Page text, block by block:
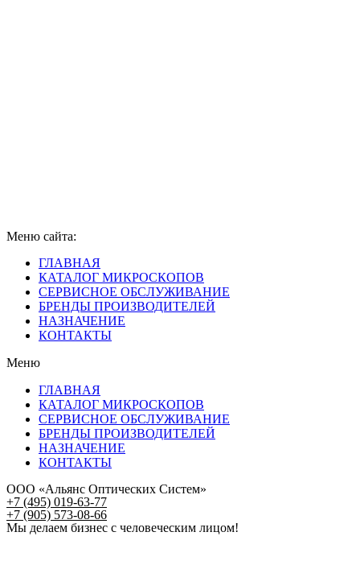
Меню сайта:
ГЛАВНАЯ
КАТАЛОГ МИКРОСКОПОВ
СЕРВИСНОЕ ОБСЛУЖИВАНИЕ
БРЕНДЫ ПРОИЗВОДИТЕЛЕЙ
НАЗНАЧЕНИЕ
КОНТАКТЫ
Меню
ГЛАВНАЯ
КАТАЛОГ МИКРОСКОПОВ
СЕРВИСНОЕ ОБСЛУЖИВАНИЕ
БРЕНДЫ ПРОИЗВОДИТЕЛЕЙ
НАЗНАЧЕНИЕ
КОНТАКТЫ
ООО «Альянс Оптических Систем»
+7 (495) 019-63-77
+7 (905) 573-08-66
Мы делаем бизнес с человеческим лицом!